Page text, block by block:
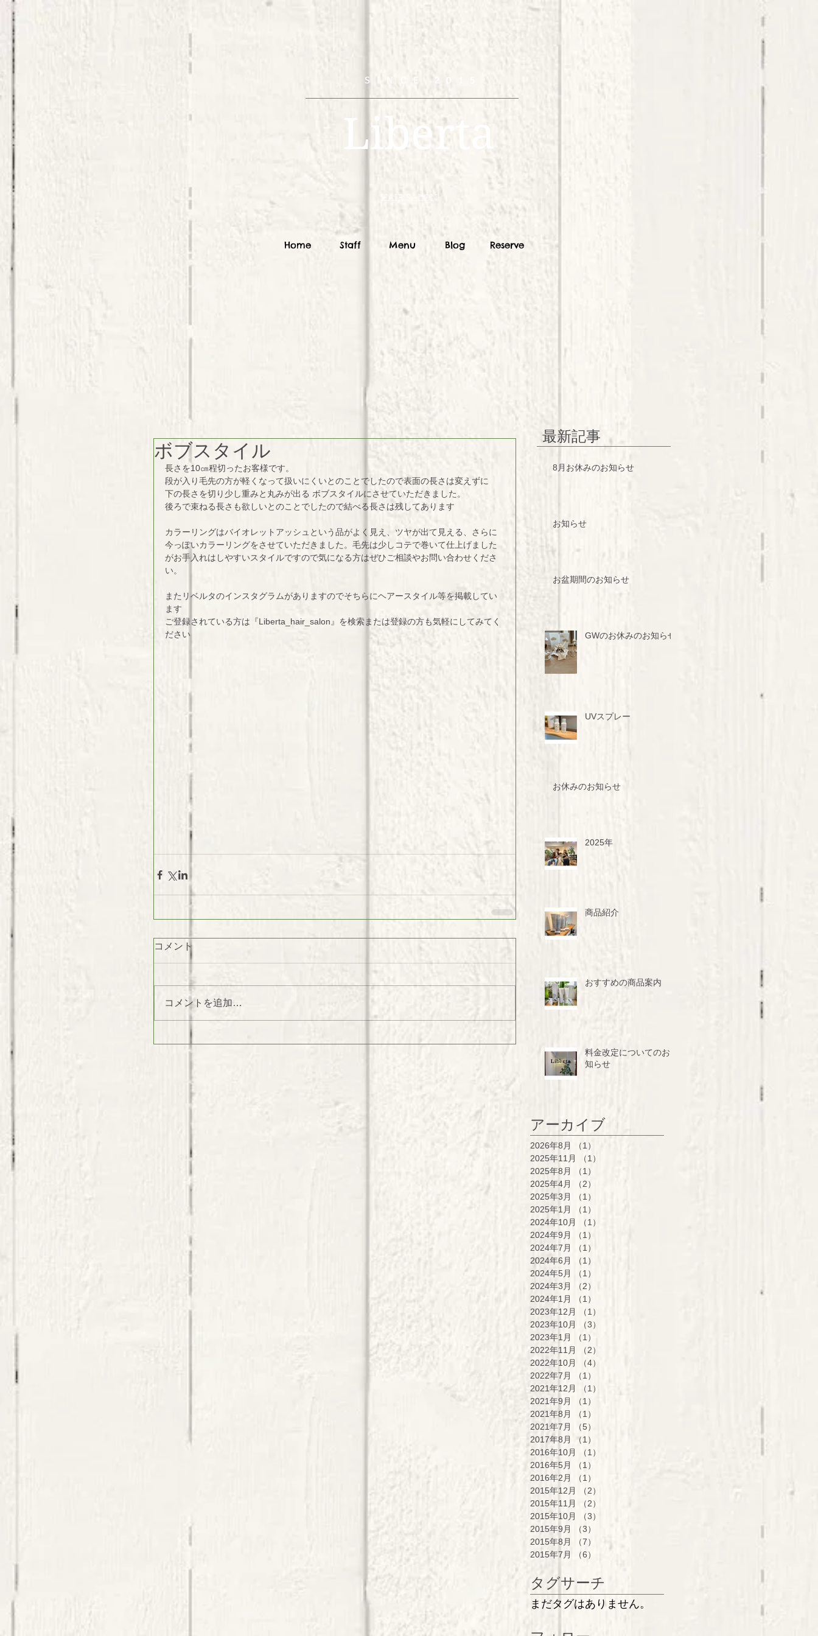
SINCE 2015
Liberta
HAIR SALON
Home Staff Menu Blog Reserve
ボブスタイル
長さを10㎝程切ったお客様です。
段が入り毛先の方が軽くなって扱いにくいとのことでしたので表面の長さは変えずに
下の長さを切り少し重みと丸みが出る ボブスタイルにさせていただきました。
後ろで束ねる長さも欲しいとのことでしたので結べる長さは残してあります
カラーリングはバイオレットアッシュという品がよく見え、ツヤが出て見える、さらに
今っぽいカラーリングをさせていただきました。毛先は少しコテで巻いて仕上げました
がお手入れはしやすいスタイルですので気になる方はぜひご相談やお問い合わせくださ
い。
またリベルタのインスタグラムがありますのでそちらにヘアースタイル等を掲載してい
ます
ご登録されている方は『Liberta_hair_salon』を検索または登録の方も気軽にしてみてく
ださい
コメント
コメントを追加…
最新記事
8月お休みのお知らせ
お知らせ
お盆期間のお知らせ
GWのお休みのお知らせ
UVスプレー
お休みのお知らせ
2025年
商品紹介
おすすめの商品案内
料金改定についてのお
知らせ
アーカイブ
2026年8月 （1）
2025年11月
（1）
2025年8月
（1）
2025年4月
（2）
2025年3月
（1）
2025年1月
（1）
2024年10月
（1）
2024年9月
（1）
2024年7月
（1）
2024年6月
（1）
2024年5月
（1）
2024年3月
（2）
2024年1月
（1）
2023年12月
（1）
2023年10月
（3）
2023年1月
（1）
2022年11月
（2）
2022年10月
（4）
2022年7月
（1）
2021年12月
（1）
2021年9月
（1）
2021年8月
（1）
2021年7月
（5）
2017年8月
（1）
2016年10月
（1）
2016年5月
（1）
2016年2月
（1）
2015年12月
（2）
2015年11月
（2）
2015年10月
（3）
2015年9月
（3）
2015年8月
（7）
2015年7月
（6）
タグサーチ
まだタグはありません。